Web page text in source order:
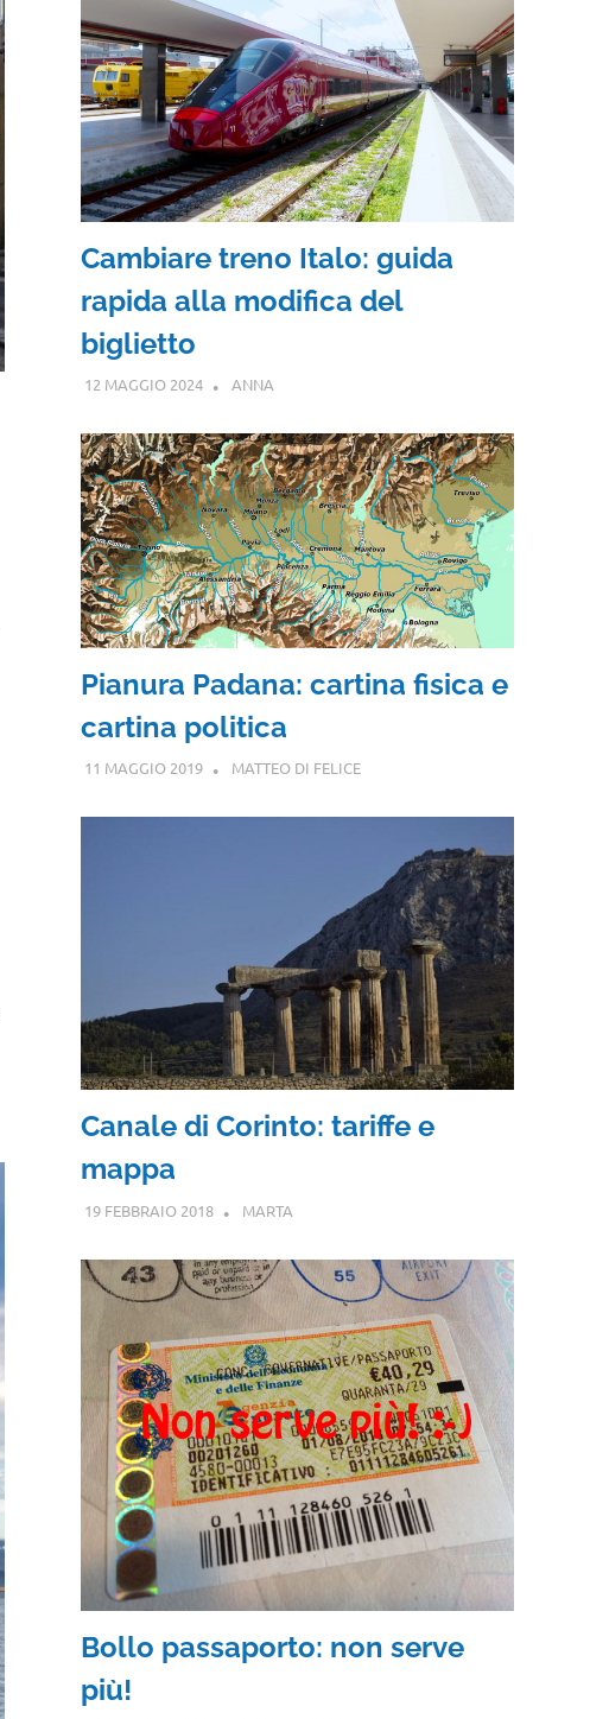
Cambiare treno Italo: guida
rapida alla modifica del
biglietto
12 MAGGIO 2024 ANNA
Pianura Padana: cartina fisica e
cartina politica
11 MAGGIO 2019 MATTEO DI FELICE
Canale di Corinto: tariffe e
mappa
19 FEBBRAIO 2018 MARTA
Bollo passaporto: non serve
più!